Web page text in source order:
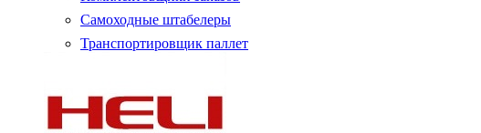
Самоходные штабелеры
Транспортировщик паллет